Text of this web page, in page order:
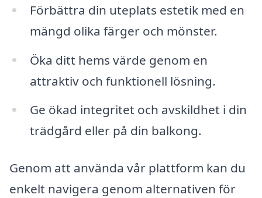
Förbättra din uteplats estetik med en
mängd olika färger och mönster.
Öka ditt hems värde genom en
attraktiv och funktionell lösning.
Ge ökad integritet och avskildhet i din
trädgård eller på din balkong.
Genom att använda vår plattform kan du
enkelt navigera genom alternativen för